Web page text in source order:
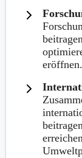
eröffnen.